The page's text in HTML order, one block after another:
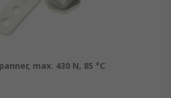
max. 430 N, 85 °C